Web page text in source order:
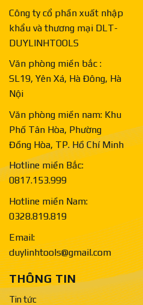
Công ty cổ phần xuất nhập
khẩu và thương mại DLT-
DUYLINHTOOLS
Văn phòng miền bắc :
SL19, Yên Xá, Hà Đông, Hà
Nội
Văn phòng miền nam: Khu
Phố Tân Hòa, Phường
Đồng Hòa, TP. Hồ Chí Minh
Hotline miền Bắc:
0817.153.999
Hotline miền Nam:
0328.819.819
Email:
duylinhtools@gmail.com
THÔNG TIN
Tin tức